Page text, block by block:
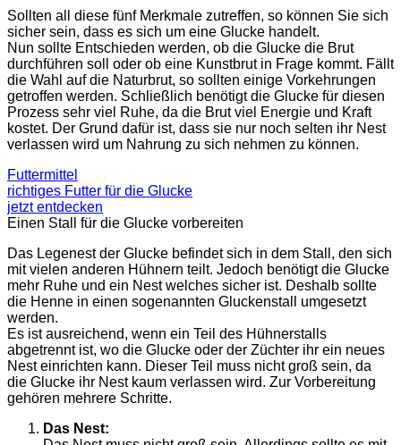
Sollten all diese fünf Merkmale zutreffen, so können Sie sich
sicher sein, dass es sich um eine Glucke handelt.
Nun sollte Entschieden werden, ob die Glucke die Brut
durchführen soll oder ob eine Kunstbrut in Frage kommt. Fällt
die Wahl auf die Naturbrut, so sollten einige Vorkehrungen
getroffen werden. Schließlich benötigt die Glucke für diesen
Prozess sehr viel Ruhe, da die Brut viel Energie und Kraft
kostet. Der Grund dafür ist, dass sie nur noch selten ihr Nest
verlassen wird um Nahrung zu sich nehmen zu können.
Futtermittel
richtiges Futter für die Glucke
jetzt entdecken
Einen Stall für die Glucke vorbereiten
Das Legenest der Glucke befindet sich in dem Stall, den sich
mit vielen anderen Hühnern teilt. Jedoch benötigt die Glucke
mehr Ruhe und ein Nest welches sicher ist. Deshalb sollte
die Henne in einen sogenannten Gluckenstall umgesetzt
werden.
Es ist ausreichend, wenn ein Teil des Hühnerstalls
abgetrennt ist, wo die Glucke oder der Züchter ihr ein neues
Nest einrichten kann. Dieser Teil muss nicht groß sein, da
die Glucke ihr Nest kaum verlassen wird. Zur Vorbereitung
gehören mehrere Schritte.
Das Nest: